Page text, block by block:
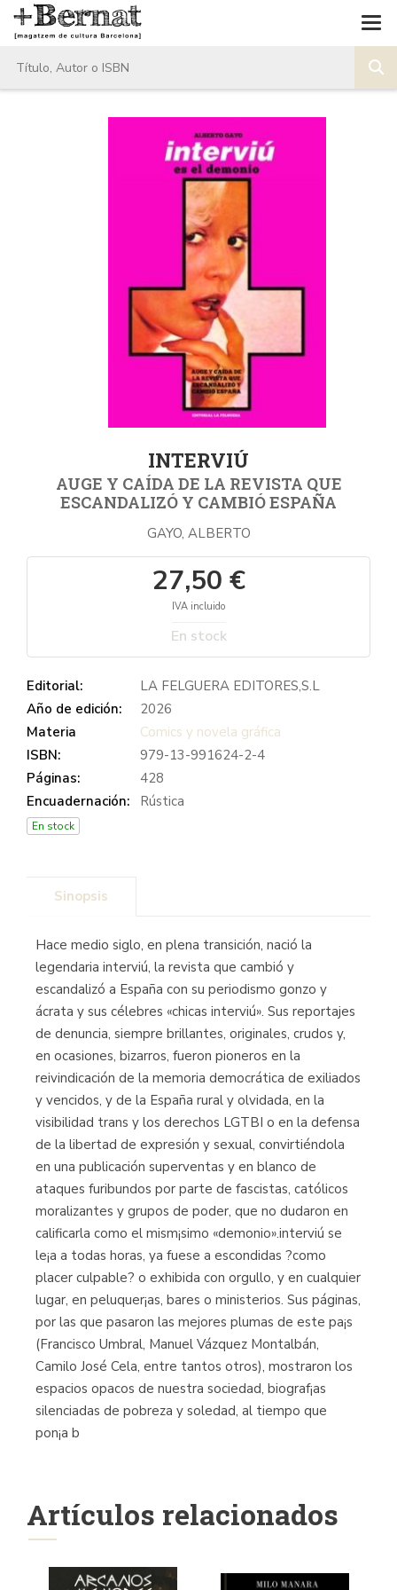
INTERVIÚ
AUGE Y CAÍDA DE LA REVISTA QUE
ESCANDALIZÓ Y CAMBIÓ ESPAÑA
GAYO, ALBERTO
27,50 €
IVA incluido
En stock
Editorial:
LA FELGUERA EDITORES,S.L
Año de edición:
2026
Materia
Comics y novela gráfica
ISBN:
979-13-991624-2-4
Páginas:
428
Encuadernación:
Rústica
En stock
Sinopsis
Hace medio siglo, en plena transición, nació la
legendaria interviú, la revista que cambió y
escandalizó a España con su periodismo gonzo y
ácrata y sus célebres «chicas interviú». Sus reportajes
de denuncia, siempre brillantes, originales, crudos y,
en ocasiones, bizarros, fueron pioneros en la
reivindicación de la memoria democrática de exiliados
y vencidos, y de la España rural y olvidada, en la
visibilidad trans y los derechos LGTBI o en la defensa
de la libertad de expresión y sexual, convirtiéndola
en una publicación superventas y en blanco de
ataques furibundos por parte de fascistas, católicos
moralizantes y grupos de poder, que no dudaron en
calificarla como el mism¡simo «demonio».interviú se
le¡a a todas horas, ya fuese a escondidas ?como
placer culpable? o exhibida con orgullo, y en cualquier
lugar, en peluquer¡as, bares o ministerios. Sus páginas,
por las que pasaron las mejores plumas de este pa¡s
(Francisco Umbral, Manuel Vázquez Montalbán,
Camilo José Cela, entre tantos otros), mostraron los
espacios opacos de nuestra sociedad, biograf¡as
silenciadas de pobreza y soledad, al tiempo que
pon¡a b
Artículos relacionados